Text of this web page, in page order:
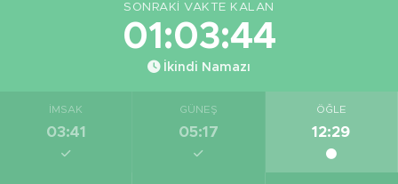
SONRAKI VAKTE KALAN
01:03:43
İkindi Namazı
İMSAK
03:41
GÜNEŞ
05:17
ÖĞLE
12:29